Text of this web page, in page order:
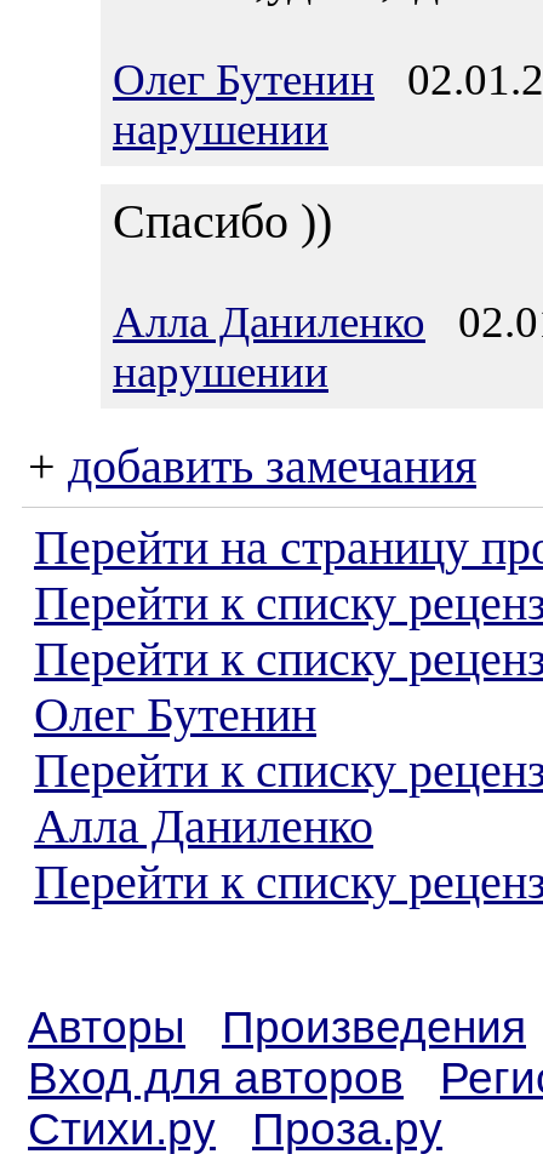
Олег Бутенин
нарушении
Спасибо ))
Алла Даниленко
нарушении
+ добавить замечания
Перейти на страницу
Перейти к списку
Перейти к списку
Олег Бутенин
Перейти к списку
Алла Даниленко
Перейти к списку
Авторы
Произведения
Вход для авторов
Стихи.ру
Проза.ру